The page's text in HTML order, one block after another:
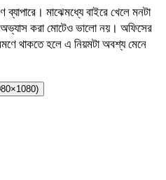
ব্যাপারে। মাঝেমধ্যে বাইরে খেলে মনটা
করা মোটেও ভালো নয়। অফিসের
থাকতে হলে এ নিয়মটা অবশ্য মেনে